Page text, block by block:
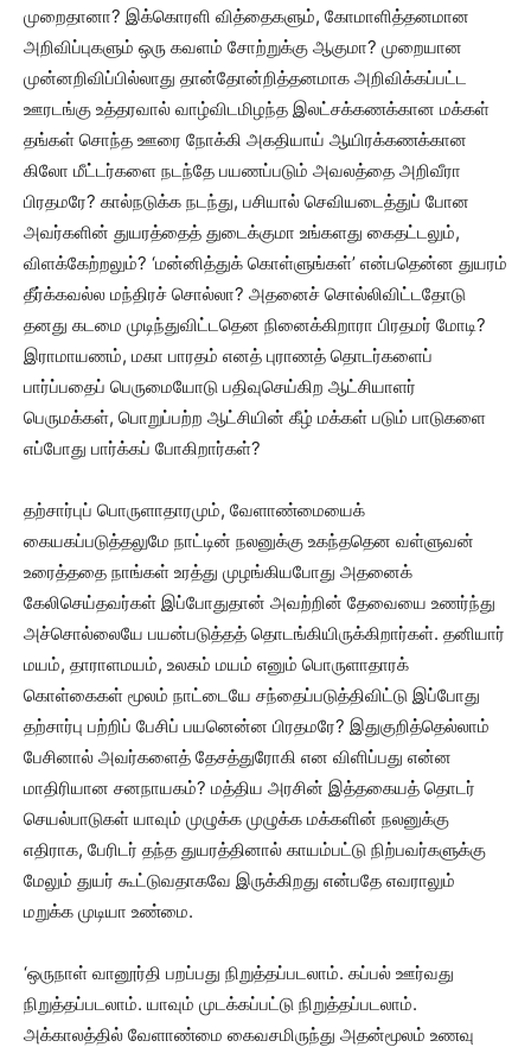
முறைதானா? இக்கொரளி வித்தைகளும், கோமாளித்தனமான
அறிவிப்புகளும் ஒரு கவளம் சோற்றுக்கு ஆகுமா? முறையான
முன்னறிவிப்பில்லாது தான்தோன்றித்தனமாக அறிவிக்கப்பட்ட
ஊரடங்கு உத்தரவால் வாழ்விடமிழந்த இலட்சக்கணக்கான மக்கள்
தங்கள் சொந்த ஊரை நோக்கி அகதியாய் ஆயிரக்கணக்கான
கிலோ மீட்டர்களை நடந்தே பயணப்படும் அவலத்தை அறிவீரா
பிரதமரே? கால்நடுக்க நடந்து, பசியால் செவியடைத்துப் போன
அவர்களின் துயரத்தைத் துடைக்குமா உங்களது கைதட்டலும்,
விளக்கேற்றலும்? ‘மன்னித்துக் கொள்ளுங்கள்’ என்பதென்ன துயரம்
தீர்க்கவல்ல மந்திரச் சொல்லா? அதனைச் சொல்லிவிட்டதோடு
தனது கடமை முடிந்துவிட்டதென நினைக்கிறாரா பிரதமர் மோடி?
இராமாயணம், மகா பாரதம் எனத் புராணத் தொடர்களைப்
பார்ப்பதைப் பெருமையோடு பதிவுசெய்கிற ஆட்சியாளர்
பெருமக்கள், பொறுப்பற்ற ஆட்சியின் கீழ் மக்கள் படும் பாடுகளை
எப்போது பார்க்கப் போகிறார்கள்?
தற்சார்புப் பொருளாதாரமும், வேளாண்மையைக்
கையகப்படுத்தலுமே நாட்டின் நலனுக்கு உகந்ததென வள்ளுவன்
உரைத்ததை நாங்கள் உரத்து முழங்கியபோது அதனைக்
கேலிசெய்தவர்கள் இப்போதுதான் அவற்றின் தேவையை உணர்ந்து
அச்சொல்லையே பயன்படுத்தத் தொடங்கியிருக்கிறார்கள். தனியார்
மயம், தாராளமயம், உலகம் மயம் எனும் பொருளாதாரக்
கொள்கைகள் மூலம் நாட்டையே சந்தைப்படுத்திவிட்டு இப்போது
தற்சார்பு பற்றிப் பேசிப் பயனென்ன பிரதமரே? இதுகுறித்தெல்லாம்
பேசினால் அவர்களைத் தேசத்துரோகி என விளிப்பது என்ன
மாதிரியான சனநாயகம்? மத்திய அரசின் இத்தகையத் தொடர்
செயல்பாடுகள் யாவும் முழுக்க முழுக்க மக்களின் நலனுக்கு
எதிராக, பேரிடர் தந்த துயரத்தினால் காயம்பட்டு நிற்பவர்களுக்கு
மேலும் துயர் கூட்டுவதாகவே இருக்கிறது என்பதே எவராலும்
மறுக்க முடியா உண்மை.
‘ஒருநாள் வானூர்தி பறப்பது நிறுத்தப்படலாம். கப்பல் ஊர்வது
நிறுத்தப்படலாம். யாவும் முடக்கப்பட்டு நிறுத்தப்படலாம்.
அக்காலத்தில் வேளாண்மை கைவசமிருந்து அதன்மூலம் உணவு